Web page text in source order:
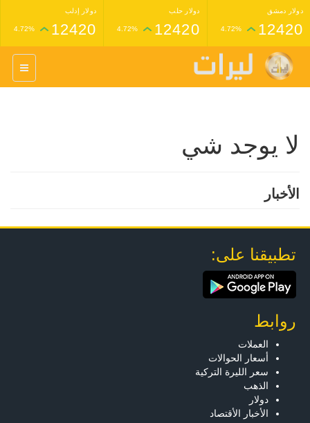
دولار دمشق
12420
4.72%
دولار حلب
12420
4.72%
دولار إدلب
12420
4.72%
غرام عيار 24 ذهب
1,398,000
4.33%
1,227,000
لا يوجد شي
الأخبار
تطبيقنا على:
روابط
العملات
أسعار الحوالات
سعر الليرة التركية
الذهب
دولار
الأخبار الأقتصاد